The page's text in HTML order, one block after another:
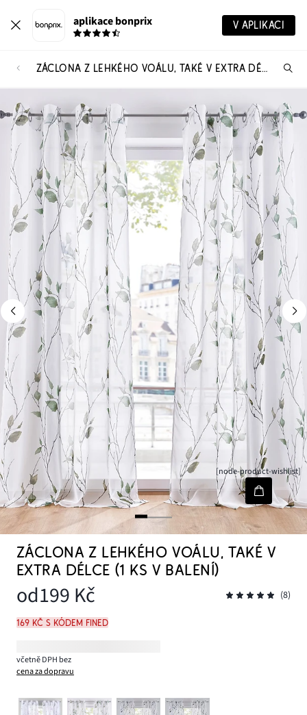
aplikace bonprix V APLIKACI
ZÁCLONA Z LEHKÉHO VOÁLU, TAKÉ V EXTRA DÉLCE (1 KS V BALENÍ)
[node-product-wishlist]
ZÁCLONA Z LEHKÉHO VOÁLU, TAKÉ V
EXTRA DÉLCE (1 KS V BALENÍ)
od199 Kč (8)
169 Kč s kódem FINED
včetně DPH bez
cena za dopravu